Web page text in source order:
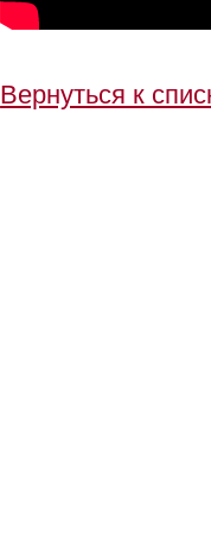
Вернуться к